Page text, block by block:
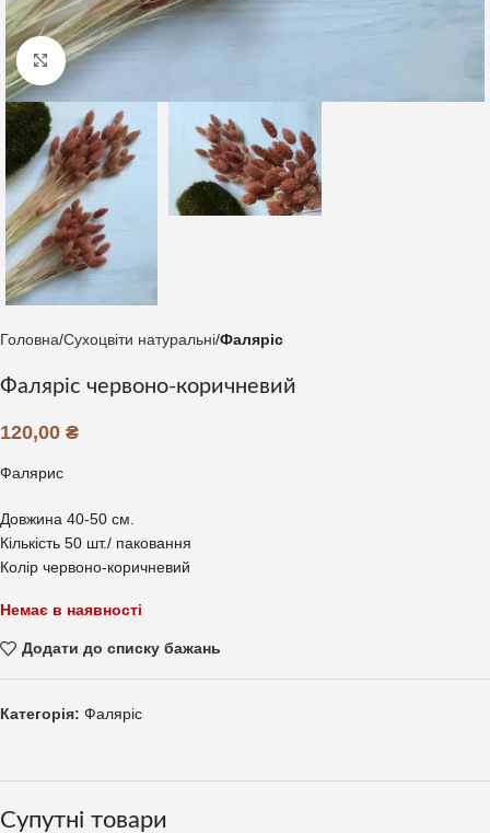
Клацніть, щоб збільшити
Головна Сухоцвіти натуральні Фаляріс
Фаляріс червоно-коричневий
120,00 ₴
Фалярис
Довжина 40-50 см.
Кількість 50 шт./ паковання
Колір червоно-коричневий
Немає в наявності
Додати до списку бажань
Категорія: Фаляріс
Супутні товари